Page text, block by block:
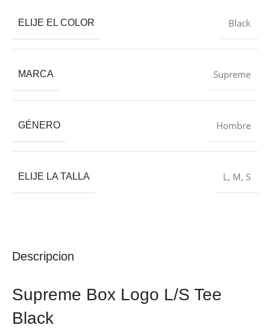
Descripcion
Supreme Box Logo L/S Tee
Black
ELIJE EL COLOR Black
MARCA Supreme
GÉNERO Hombre
ELIJE LA TALLA L , M, S